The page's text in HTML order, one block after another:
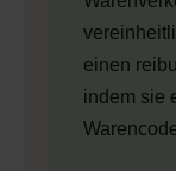
einen
indem sie